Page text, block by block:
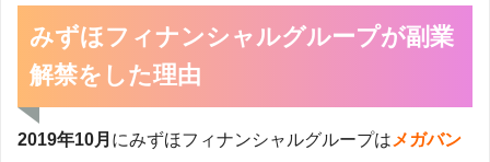
みずほフィナンシャルグループが副業
解禁をした理由
2019年10月 にみずほフィナンシャルグループは メガバン